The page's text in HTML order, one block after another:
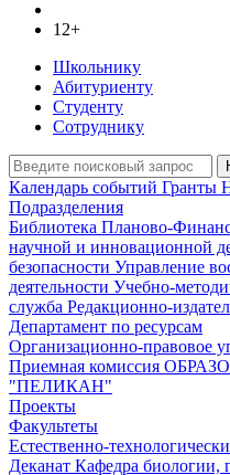
12+
Школьнику
Абитуриенту
Студенту
Сотруднику
Календарь событий Гранты
Подразделения
Библиотека Планово-
научной и инновационной
безопасности Управление
деятельности Учебно-
служба Редакционно-
Департамент по ресурсам
Организационно-правовое
Приемная комиссия
"ПЕЛИКАН"
Проекты
Факультеты
Естественно-
Деканат Кафедра биологии,